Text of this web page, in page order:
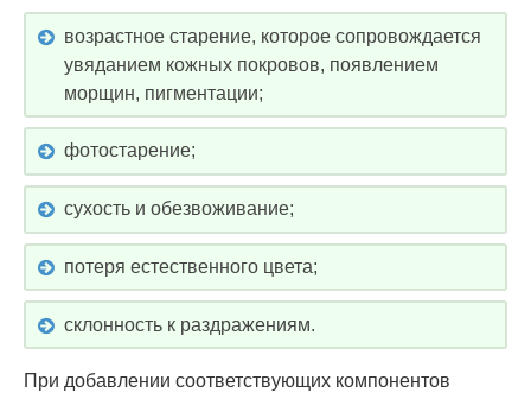
возрастное старение, которое сопровождается
увяданием кожных покровов, появлением
морщин, пигментации;
фотостарение;
сухость и обезвоживание;
потеря естественного цвета;
склонность к раздражениям.
При добавлении соответствующих компонентов